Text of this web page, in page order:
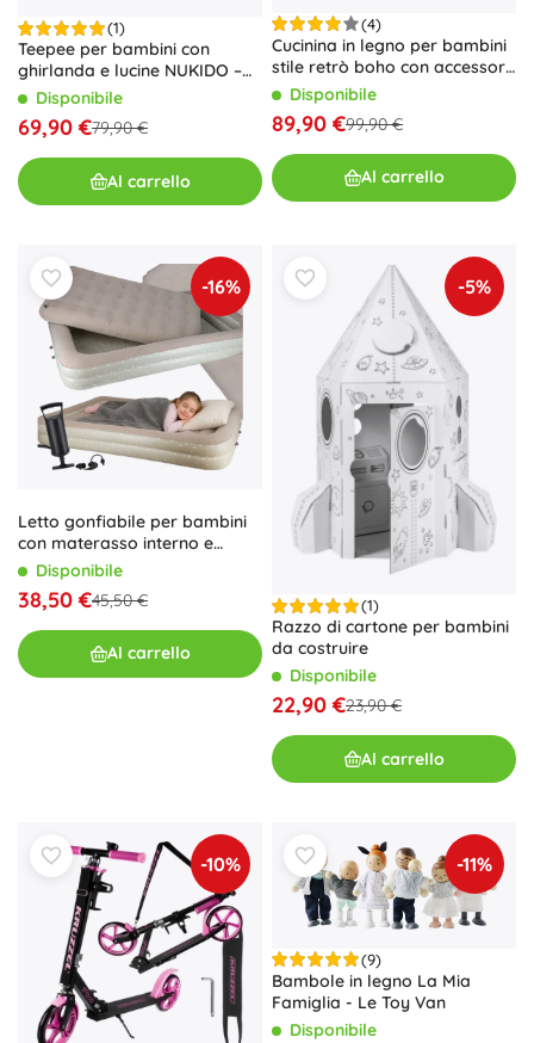
(1)
Teepee per bambini con
ghirlanda e lucine NUKIDO –
rosaDisponibile
69,90 €79,90 €
Al carrello
(4)
Cucinina in legno per bambini
stile retrò boho con accessori
100 cm
Disponibile
89,90 €99,90 €
Al carrello
-16%
Letto gonfiabile per bambini
con materasso interno e
pompa manuale
Disponibile
38,50 €45,50 €
Al carrello
-5%
(1)
Razzo di cartone per bambini
da costruire
Disponibile
22,90 €23,90 €
Al carrello
-10% -11%
(9)
Bambole in legno La Mia
Famiglia - Le Toy Van
Disponibile